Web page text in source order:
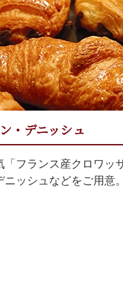
・デニッシュ
フランス産クロワッ
ッシュなどをご用意。